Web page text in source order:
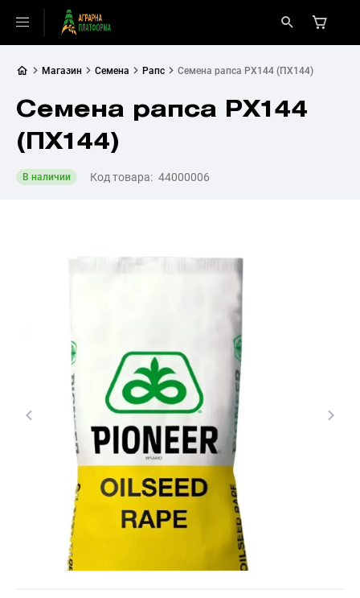
Магазин Семена Рапс Семена рапса PX144 (ПХ144)
Семена рапса PX144
(ПХ144)
В наличии Код товара: 44000006